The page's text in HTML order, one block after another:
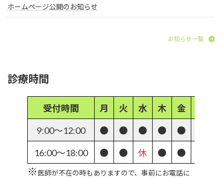
ホームページ公開のお知らせ
お知らせ一覧
診療時間
受付時間 月 火 水 木 金
9:00〜12:00 ● ● ● ● ●
16:00〜18:00 ● ● 休 ● ●
※ 医師が不在の時もありますので、事前にお電話に